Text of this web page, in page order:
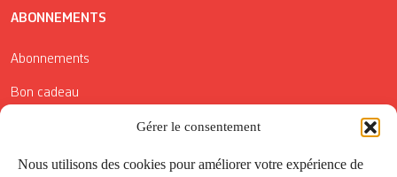
Gérer le consentement
Nous utilisons des cookies pour améliorer votre expérience de
ABONNEMENTS
Abonnements
Bon cadeau
Conditions générales de vente
Réductions de la Carte Côté Courrier